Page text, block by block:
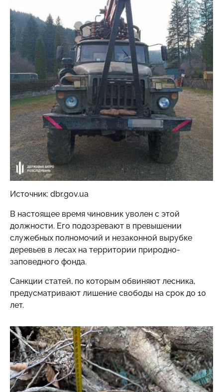
Источник: dbr.gov.ua
В настоящее время чиновник уволен с этой
должности. Его подозревают в превышении
служебных полномочий и незаконной вырубке
деревьев в лесах на территории природно-
заповедного фонда.
Санкции статей, по которым обвиняют лесника,
предусматривают лишение свободы на срок до 10
лет.